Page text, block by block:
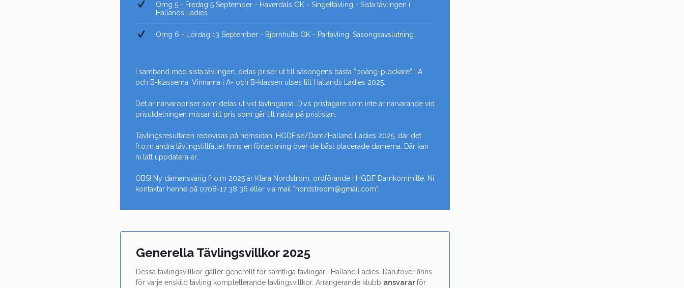
Omg 5 - Fredag 5 September - Haverdals GK - Singeltävling - Sista tävlingen i
Hallands Ladies
Omg 6 - Lördag 13 September - Björnhults GK - Partävling. Säsongsavslutning.
I samband med sista tävlingen, delas priser ut till säsongens bästa ”poäng-plockare” i A
och B-klasserna. Vinnarna i A- och B-klassen utses till Hallands Ladies 2025.
Det är närvaropriser som delas ut vid tävlingarna. D.v.s pristagare som inte är närvarande vid
prisutdelningen missar sitt pris som går till nästa på prislistan.
Tävlingsresultaten redovisas på hemsidan, HGDF.se/Dam/Halland Ladies 2025, där det
fr.o.m andra tävlingstillfället finns en förteckning över de bäst placerade damerna. Där kan
ni lätt uppdatera er.
OBS! Ny damansvarig fr.o.m 2025 är Klara Nordström, ordförande i HGDF Damkommitté. Ni
kontaktar henne på 0708-17 38 36 eller via mail "nordstreom@gmail.com".
Generella Tävlingsvillkor 2025
Dessa tävlingsvillkor gäller generellt för samtliga tävlingar i Halland Ladies. Därutöver finns
för varje enskild tävling kompletterande tävlingsvillkor. Arrangerande klubb ansvararför